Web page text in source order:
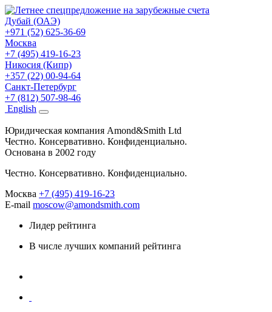
Дубай (ОАЭ)
+971 (52) 625-36-69
Москва
+7 (495) 419-16-23
Никосия (Кипр)
+357 (22) 00-94-64
Санкт-Петербург
+7 (812) 507-98-46
English
Юридическая компания Amond&Smith Ltd
Честно. Консервативно. Конфиденциально.
Основана в 2002 году
Честно. Консервативно. Конфиденциально.
Москва +7 (495) 419-16-23
E-mail moscow@amondsmith.com
Лидер рейтинга
В числе лучших компаний рейтинга